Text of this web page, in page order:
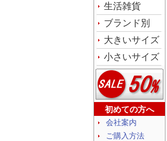
生活雑貨
ブランド別
大きいサイズ
小さいサイズ
初めての方へ
会社案内
ご購入方法